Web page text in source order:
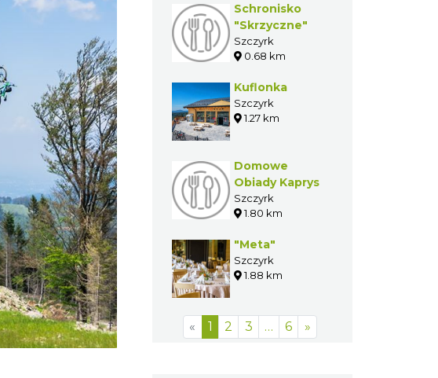
Schronisko
"Skrzyczne"
Szczyrk
0.68 km
Kuflonka
Szczyrk
1.27 km
Domowe
Obiady Kaprys
Szczyrk
1.80 km
"Meta"
Szczyrk
1.88 km
« 1 2 3 … 6 »